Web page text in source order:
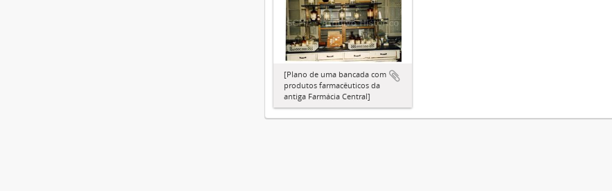
[Plano de uma bancada com
produtos farmacêuticos da
antiga Farmácia Central]